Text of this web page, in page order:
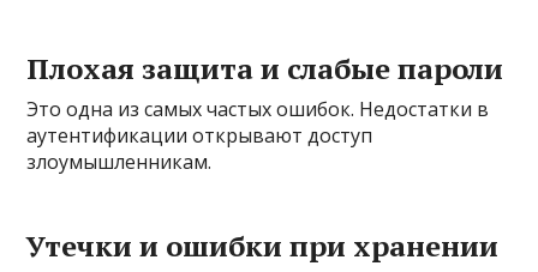
Плохая защита и слабые пароли
Это одна из самых частых ошибок. Недостатки в
аутентификации открывают доступ
злоумышленникам.
Утечки и ошибки при хранении